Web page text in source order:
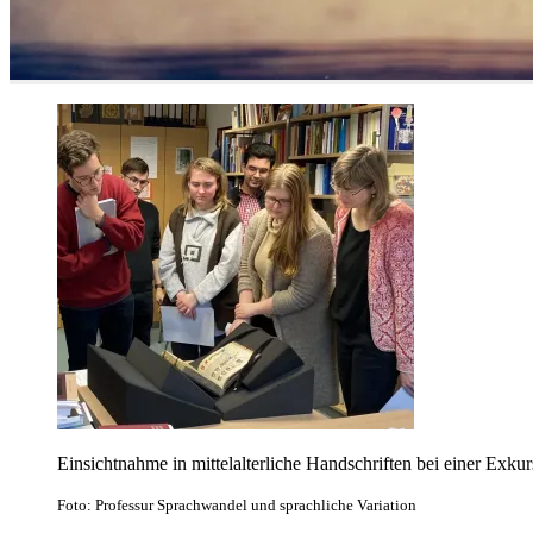
Einsichtnahme in mittelalterliche Handschriften bei einer
Foto: Professur Sprachwandel und sprachliche Variation